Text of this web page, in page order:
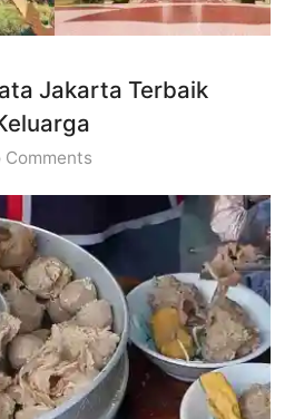
Jakarta Terbaik
Comments
Tempat
Wisata
Jakarta
Terbaik
untuk
Liburan
Keluarga